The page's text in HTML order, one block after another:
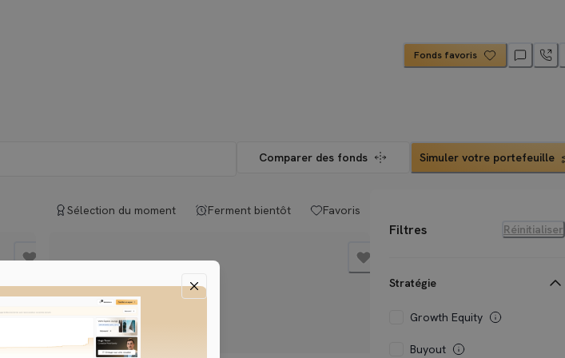
Fonds favoris
Comparer des fonds Simuler votre portefeuille
Sélection du moment Ferment bientôt Favoris
Filtres Réinitialiser
Stratégie
Growth Equity
Buyout